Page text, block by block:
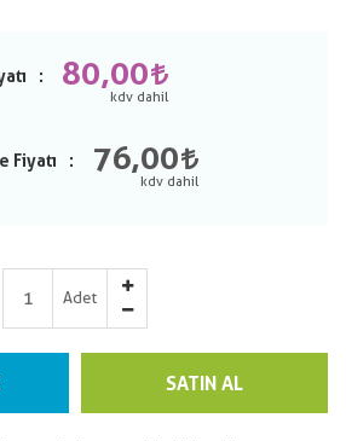
80,00
Fiyatı 76,00
Adet
SATIN AL